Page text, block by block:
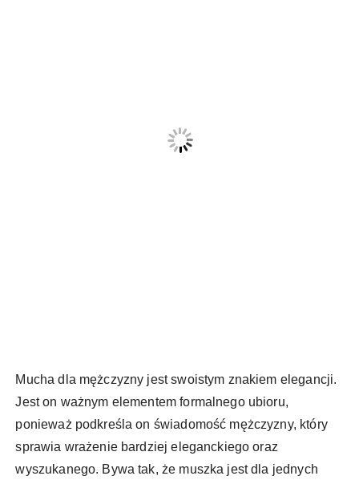
Mucha dla mężczyzny jest swoistym znakiem elegancji.
Jest on ważnym elementem formalnego ubioru,
ponieważ podkreśla on świadomość mężczyzny, który
sprawia wrażenie bardziej eleganckiego oraz
wyszukanego. Bywa tak, że muszka jest dla jednych